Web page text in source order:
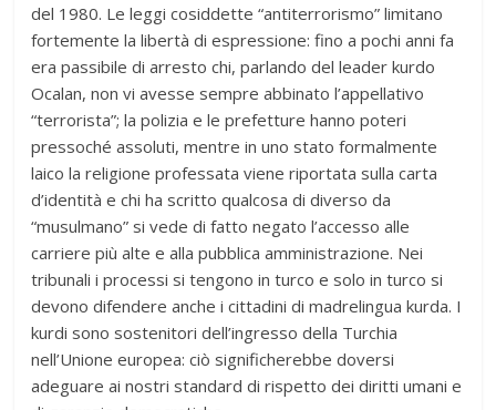
del 1980. Le leggi cosiddette “antiterrorismo” limitano
fortemente la libertà di espressione: fino a pochi anni fa
era passibile di arresto chi, parlando del leader kurdo
Ocalan, non vi avesse sempre abbinato l’appellativo
“terrorista”; la polizia e le prefetture hanno poteri
pressoché assoluti, mentre in uno stato formalmente
laico la religione professata viene riportata sulla carta
d’identità e chi ha scritto qualcosa di diverso da
“musulmano” si vede di fatto negato l’accesso alle
carriere più alte e alla pubblica amministrazione. Nei
tribunali i processi si tengono in turco e solo in turco si
devono difendere anche i cittadini di madrelingua kurda. I
kurdi sono sostenitori dell’ingresso della Turchia
nell’Unione europea: ciò significherebbe doversi
adeguare ai nostri standard di rispetto dei diritti umani e